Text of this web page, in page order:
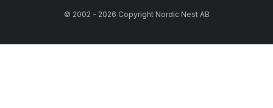
© 2002 - 2026 Copyright Nordic Nest AB